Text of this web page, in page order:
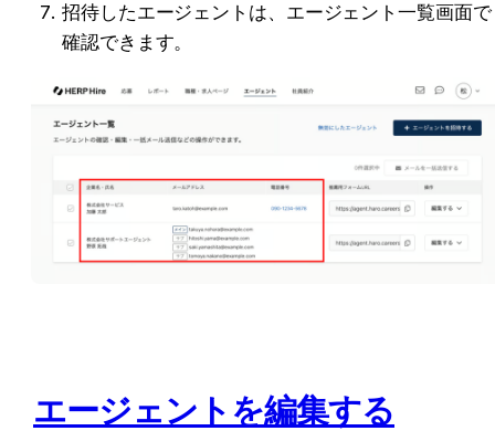
招待したエージェントは、エージェント一覧画面で
確認できます。
エージェントを編集する